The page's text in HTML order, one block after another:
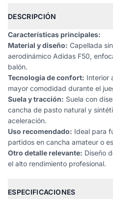
DESCRIPCIÓN
Características principales:
Material y diseño: Capellada
aerodinámico Adidas F50,
balón.
Tecnología de confort: Interior
mayor comodidad durante el
Suela y tracción: Suela con
cancha de pasto natural y
aceleración.
Uso recomendado: Ideal para
partidos en cancha amateur o
Otro detalle relevante: Diseño
el alto rendimiento profesional.
ESPECIFICACIONES